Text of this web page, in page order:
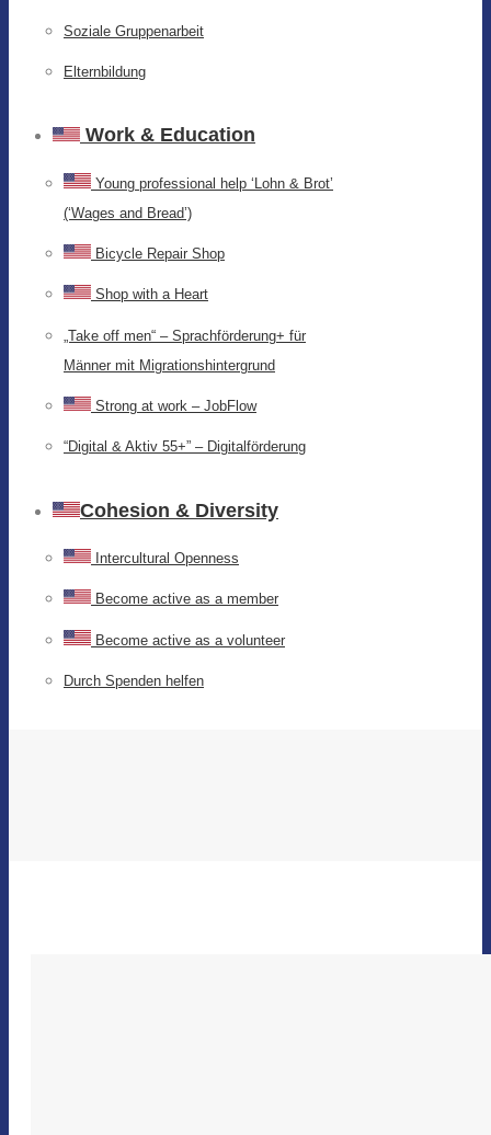
Soziale Gruppenarbeit
Elternbildung
Work & Education
Young professional help ‘Lohn & Brot’
(‘Wages and Bread’)
Bicycle Repair Shop
Shop with a Heart
„Take off men“ – Sprachförderung+ für
Männer mit Migrationshintergrund
Strong at work – JobFlow
“Digital & Aktiv 55+” – Digitalförderung
Cohesion & Diversity
Intercultural Openness
Become active as a member
Become active as a volunteer
Durch Spenden helfen